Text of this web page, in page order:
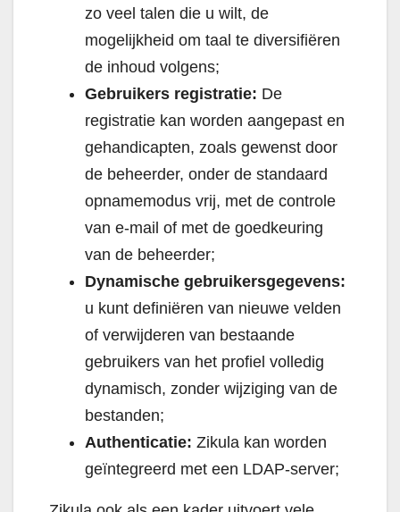
zo veel talen die u wilt, de
mogelijkheid om taal te diversifiëren
de inhoud volgens;
Gebruikers registratie: De
registratie kan worden aangepast en
gehandicapten, zoals gewenst door
de beheerder, onder de standaard
opnamemodus vrij, met de controle
van e-mail of met de goedkeuring
van de beheerder;
Dynamische gebruikersgegevens:
u kunt definiëren van nieuwe velden
of verwijderen van bestaande
gebruikers van het profiel volledig
dynamisch, zonder wijziging van de
bestanden;
Authenticatie: Zikula kan worden
geïntegreerd met een LDAP-server;